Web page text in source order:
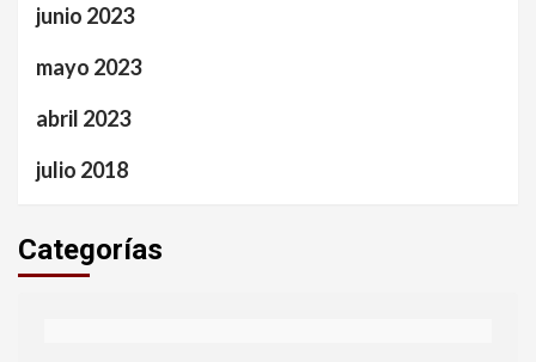
junio 2023
mayo 2023
abril 2023
julio 2018
Categorías